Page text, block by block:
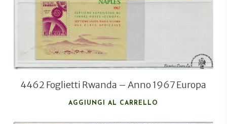
4462 Foglietti Rwanda – Anno 1967 Europa
AGGIUNGI AL CARRELLO